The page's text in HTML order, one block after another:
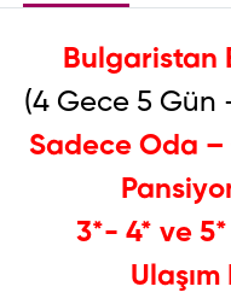
Bulgaristan
(4 Gece 5 Gün
Sadece Oda –
3*- 4* ve